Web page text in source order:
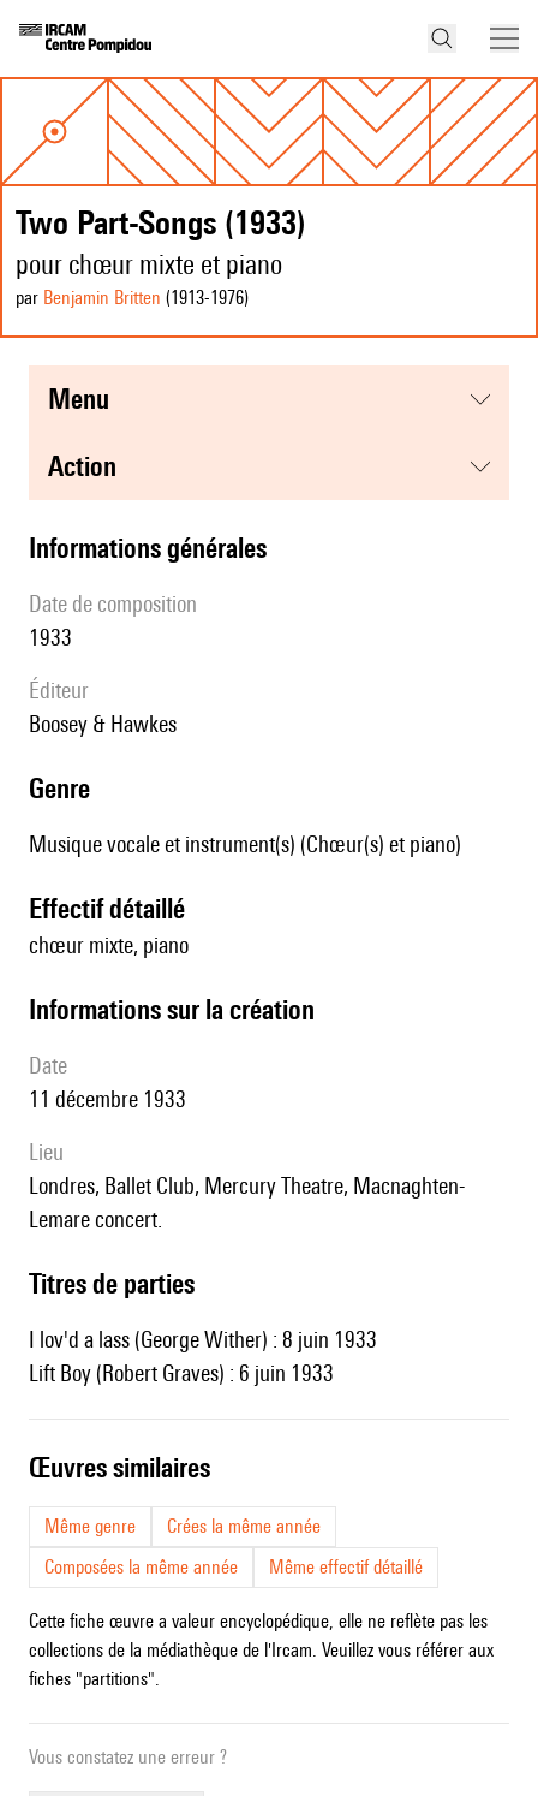
Two Part-Songs (1933)
pour chœur mixte et piano
par Benjamin Britten (1913-1976)
menu
action
informations générales
date de composition
1933
éditeur
Boosey & Hawkes
genre
Musique vocale et instrument(s) (Chœur(s) et piano)
effectif détaillé
chœur mixte, piano
informations sur la création
date
11 décembre 1933
lieu
Londres, Ballet Club, Mercury Theatre, Macnaghten-
Lemare concert.
Titres de parties
I lov'd a lass (George Wither) : 8 juin 1933
Lift Boy (Robert Graves) : 6 juin 1933
œuvres similaires
Même genre
Crées la même année
Composées la même année
Même effectif détaillé
Cette fiche œuvre a valeur encyclopédique, elle ne reflète pas les
collections de la médiathèque de l'Ircam. Veuillez vous référer aux
fiches "partitions".
Vous constatez une erreur ?